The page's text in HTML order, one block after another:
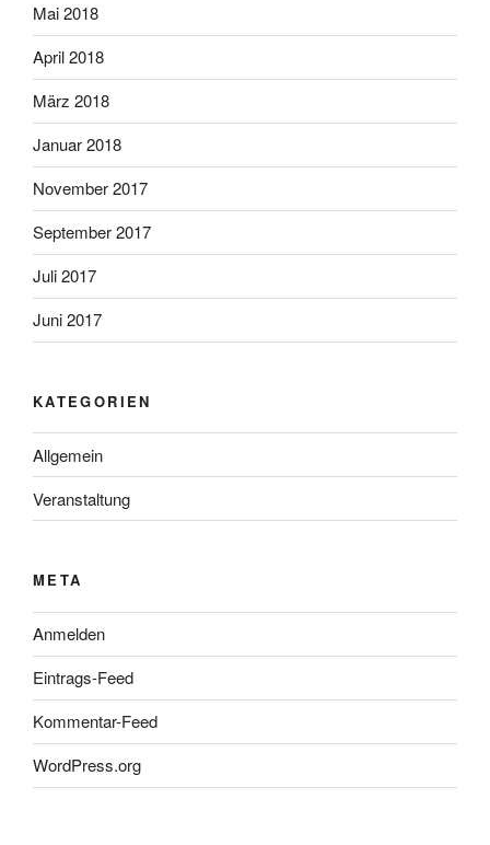
Mai 2018
April 2018
März 2018
Januar 2018
November 2017
September 2017
Juli 2017
Juni 2017
KATEGORIEN
Allgemein
Veranstaltung
META
Anmelden
Eintrags-Feed
Kommentar-Feed
WordPress.org